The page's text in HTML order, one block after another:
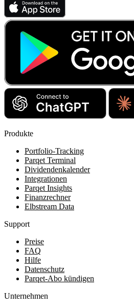
Produkte
Portfolio-Tracking
Parqet Terminal
Dividendenkalender
Integrationen
Parqet Insights
Finanzrechner
Elbstream Data
Support
Preise
FAQ
Hilfe
Datenschutz
Parqet-Abo kündigen
Unternehmen